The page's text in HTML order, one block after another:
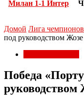
Милан 1-1 Интер
Домой Лига чемпионов
под руководством
Победа